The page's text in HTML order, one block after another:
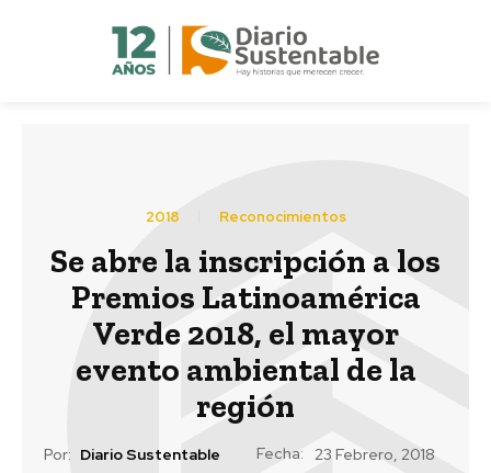
2018 Reconocimientos
Se abre la inscripción a los
Premios Latinoamérica
Verde 2018, el mayor
evento ambiental de la
región
Por: Diario Sustentable Fecha: 23 Febrero, 2018